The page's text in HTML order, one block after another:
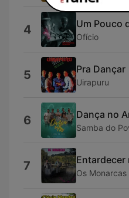
4 Um Pouco
Ofício
5 Pra Dançar
Uirapuru
6 Dança no
Samba do
7 Entardecer
Os Monarcas